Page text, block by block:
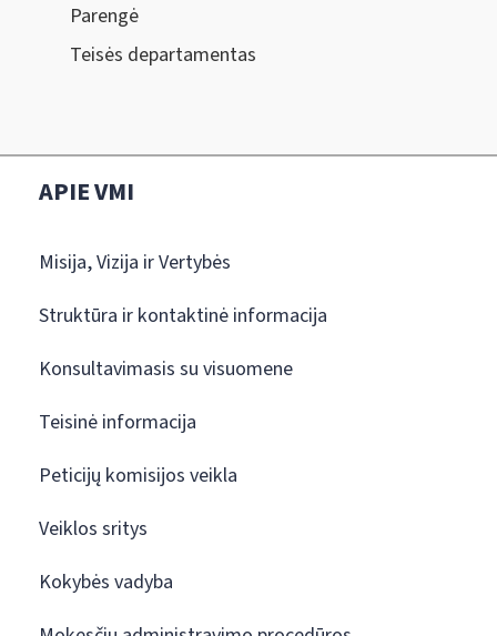
Parengė
Teisės departamentas
APIE VMI
Misija, Vizija ir Vertybės
Struktūra ir kontaktinė informacija
Konsultavimasis su visuomene
Teisinė informacija
Peticijų komisijos veikla
Veiklos sritys
Kokybės vadyba